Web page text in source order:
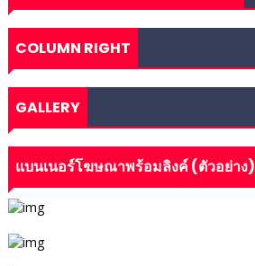
COLUMN RIGHT
GALLERY
แบนเนอร์โฆษณาพร้อมลิงค์ (ตัวอย่าง)